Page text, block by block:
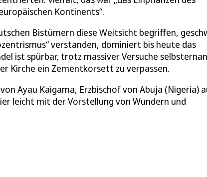
Kontinents“.
Bistümern diese Weitsicht begriffen,
verstanden, dominiert bis heute das
ist spürbar, trotz massiver Versuche
Kirche ein Zementkorsett zu verpassen.
Ayau Kaigama, Erzbischof von Abuja (Nigeria)
leicht mit der Vorstellung von Wundern und